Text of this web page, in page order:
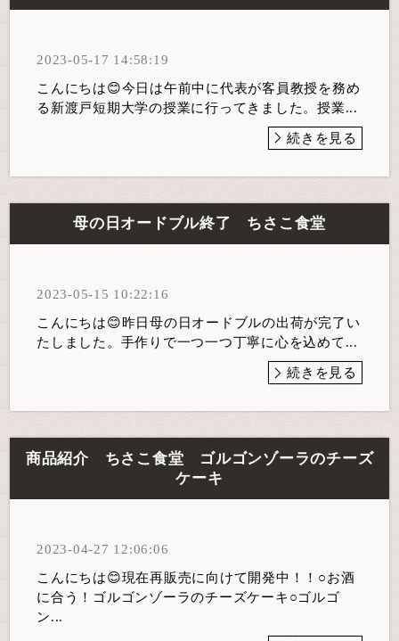
2023-05-17 14:58:19
こんにちは😊今日は午前中に代表が客員教授を務め
る新渡戸短期大学の授業に行ってきました。授業...
続きを見る
母の日オードブル終了 ちさこ食堂
2023-05-15 10:22:16
こんにちは😊昨日母の日オードブルの出荷が完了い
たしました。手作りで一つ一つ丁寧に心を込めて...
続きを見る
商品紹介 ちさこ食堂 ゴルゴンゾーラのチーズ
ケーキ
2023-04-27 12:06:06
こんにちは😊現在再販売に向けて開発中！！○お酒
に合う！ゴルゴンゾーラのチーズケーキ○ゴルゴ
ン...